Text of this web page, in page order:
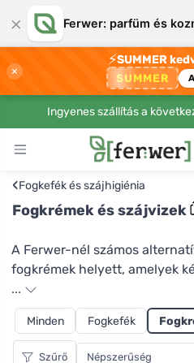
× Ferwer: parfüm és
×
⚡SUMMER
SUMMER
Ingyenes szállítás a
‹Fogkefék és szájhigiénia
Fogkrémek és szájvizek
A Ferwer-nél számos
fogkrémek helyett, amelyek
anyagokat tartalmaznak.
műanyag csomagolást? A
fogkrémek mellett
tubusos fogkrémeit, az
...
Minden Fogkefék
Szűrő